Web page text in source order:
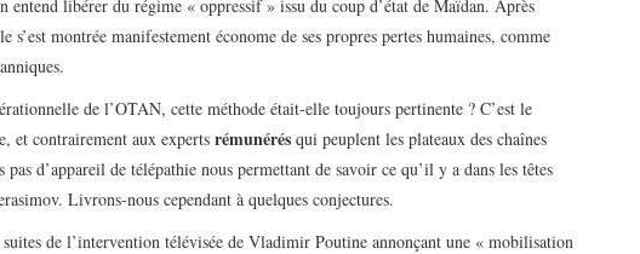
entend libérer du régime « oppressif » issu du coup d’état de Maïdan. Après
s’est montrée manifestement économe de ses propres pertes humaines, comme
de l’OTAN, cette méthode était-elle toujours pertinente ? C’est le
et contrairement aux experts rémunérés qui peuplent les plateaux des chaînes
pas d’appareil de télépathie nous permettant de savoir ce qu’il y a dans les têtes
Livrons-nous cependant à quelques conjectures.
de l’intervention télévisée de Vladimir Poutine annonçant une « mobilisation